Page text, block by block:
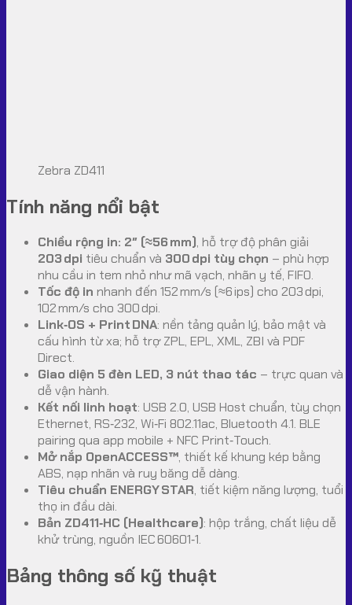
Zebra ZD411
Tính năng nổi bật
Chiều rộng in: 2″ (≈56 mm), hỗ trợ độ phân giải
203 dpi tiêu chuẩn và 300 dpi tùy chọn – phù hợp
nhu cầu in tem nhỏ như mã vạch, nhãn y tế, FIFO.
Tốc độ in nhanh đến 152 mm/s (≈6 ips) cho 203 dpi,
102 mm/s cho 300 dpi.
Link‑OS + Print DNA: nền tảng quản lý, bảo mật và
cấu hình từ xa; hỗ trợ ZPL, EPL, XML, ZBI và PDF
Direct.
Giao diện 5 đèn LED, 3 nút thao tác – trực quan và
dễ vận hành.
Kết nối linh hoạt: USB 2.0, USB Host chuẩn, tùy chọn
Ethernet, RS‑232, Wi‑Fi 802.11ac, Bluetooth 4.1. BLE
pairing qua app mobile + NFC Print‑Touch.
Mở nắp OpenACCESS™, thiết kế khung kép bằng
ABS, nạp nhãn và ruy băng dễ dàng.
Tiêu chuẩn ENERGY STAR, tiết kiệm năng lượng, tuổi
thọ in đầu dài.
Bản ZD411‑HC (Healthcare): hộp trắng, chất liệu dễ
khử trùng, nguồn IEC 60601‑1.
Bảng thông số kỹ thuật